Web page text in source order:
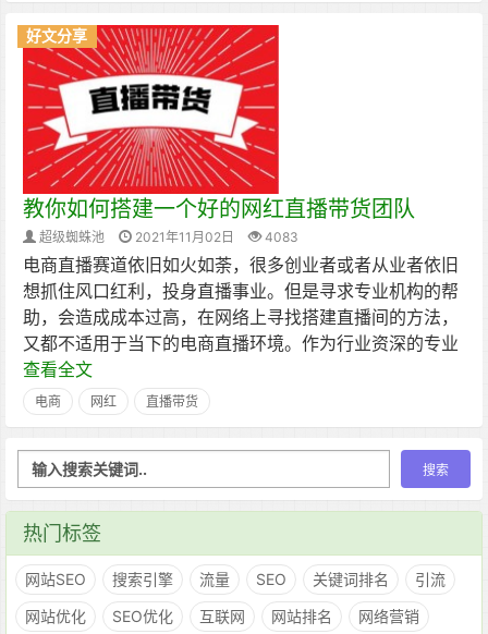
好文分享
教你如何搭建一个好的网红直播带货团队
超级蜘蛛池 2021年11月02日 4083
电商直播赛道依旧如火如荼，很多创业者或者从业者依旧
想抓住风口红利，投身直播事业。但是寻求专业机构的帮
助，会造成成本过高，在网络上寻找搭建直播间的方法，
又都不适用于当下的电商直播环境。作为行业资深的专业
查看全文
电商 网红 直播带货
热门标签
网站SEO 搜索引擎 流量 SEO 关键词排名
引流
网站优化
SEO优化 互联网 网站排名
网络营销